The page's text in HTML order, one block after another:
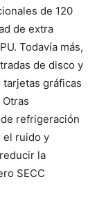
de 120
de extra
Todavía más,
de disco y
gráficas
refrigeración
el ruido y
la
SECC